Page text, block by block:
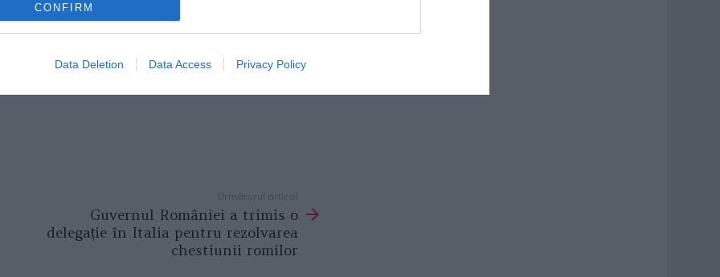
CONFIRM
Data Deletion Data Access Privacy Policy
în țara noastră să ne calce în picioare …
noștri.Dar imperiul roman să nu
Următorul articol
Guvernul României a trimis o
delegație în Italia pentru rezolvarea
chestiunii romilor